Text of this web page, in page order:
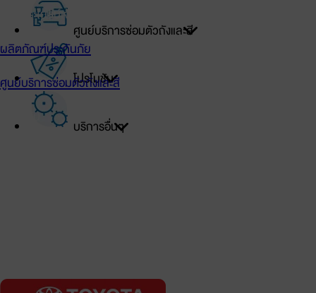
ศูนย์บริการซ่อมตัวถังและสี
โปรโมชัน
บริการอื่นๆ
สิทธิประโยชน์เจ้าของรถโตโยต้า
ผลิตภัณฑ์ประกันภัย
ศูนย์บริการซ่อมตัวถังและสี
โปรโมชัน